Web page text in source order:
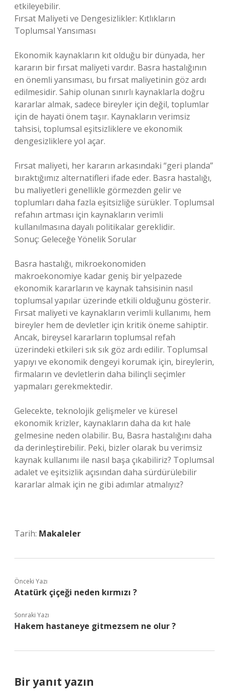
etkileyebilir.
Fırsat Maliyeti ve Dengesizlikler: Kıtlıkların
Toplumsal Yansıması
Ekonomik kaynakların kıt olduğu bir dünyada, her
kararın bir fırsat maliyeti vardır. Basra hastalığının
en önemli yansıması, bu fırsat maliyetinin göz ardı
edilmesidir. Sahip olunan sınırlı kaynaklarla doğru
kararlar almak, sadece bireyler için değil, toplumlar
için de hayati önem taşır. Kaynakların verimsiz
tahsisi, toplumsal eşitsizliklere ve ekonomik
dengesizliklere yol açar.
Fırsat maliyeti, her kararın arkasındaki “geri planda”
bıraktığımız alternatifleri ifade eder. Basra hastalığı,
bu maliyetleri genellikle görmezden gelir ve
toplumları daha fazla eşitsizliğe sürükler. Toplumsal
refahın artması için kaynakların verimli
kullanılmasına dayalı politikalar gereklidir.
Sonuç: Geleceğe Yönelik Sorular
Basra hastalığı, mikroekonomiden
makroekonomiye kadar geniş bir yelpazede
ekonomik kararların ve kaynak tahsisinin nasıl
toplumsal yapılar üzerinde etkili olduğunu gösterir.
Fırsat maliyeti ve kaynakların verimli kullanımı, hem
bireyler hem de devletler için kritik öneme sahiptir.
Ancak, bireysel kararların toplumsal refah
üzerindeki etkileri sık sık göz ardı edilir. Toplumsal
yapıyı ve ekonomik dengeyi korumak için, bireylerin,
firmaların ve devletlerin daha bilinçli seçimler
yapmaları gerekmektedir.
Gelecekte, teknolojik gelişmeler ve küresel
ekonomik krizler, kaynakların daha da kıt hale
gelmesine neden olabilir. Bu, Basra hastalığını daha
da derinleştirebilir. Peki, bizler olarak bu verimsiz
kaynak kullanımı ile nasıl başa çıkabiliriz? Toplumsal
adalet ve eşitsizlik açısından daha sürdürülebilir
kararlar almak için ne gibi adımlar atmalıyız?
Tarih: Makaleler
Önceki Yazı
Atatürk çiçeği neden kırmızı ?
Sonraki Yazı
Hakem hastaneye gitmezsem ne olur ?
Bir yanıt yazın